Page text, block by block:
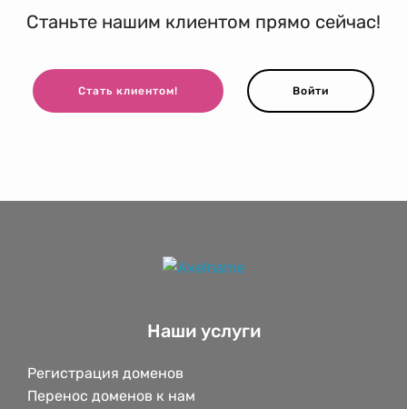
Станьте нашим клиентом прямо сейчас!
Стать клиентом! Войти
Наши услуги
Регистрация доменов
Перенос доменов к нам